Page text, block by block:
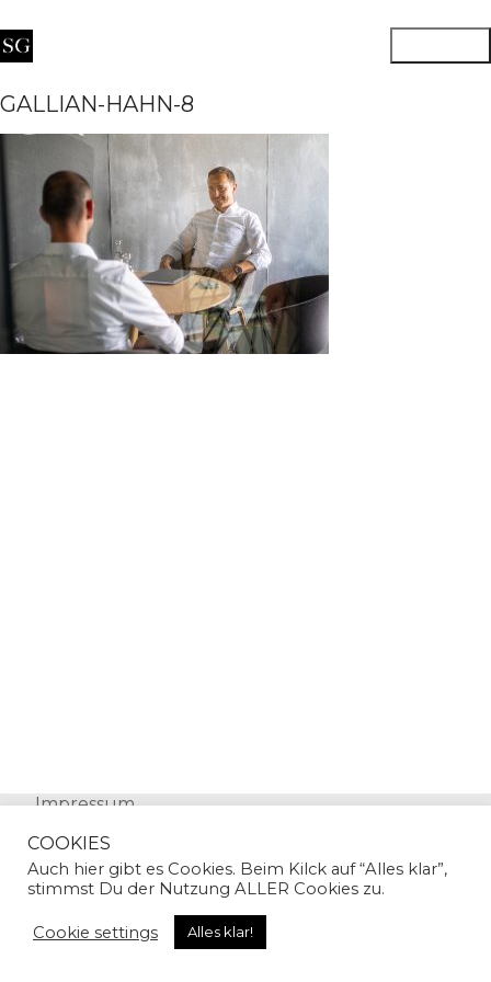
GALLIAN-HAHN-8
Impressum
© Copyright 2024 | Sandra Gallian | All Rights
COOKIES
Auch hier gibt es Cookies. Beim Kilck auf “Alles klar”,
stimmst Du der Nutzung ALLER Cookies zu.
Cookie settings Alles klar!